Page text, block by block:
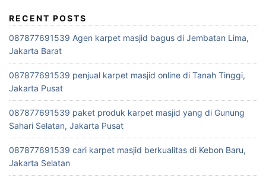
RECENT POSTS
087877691539 Agen karpet masjid bagus di Jembatan Lima,
Jakarta Barat
087877691539 penjual karpet masjid online di Tanah Tinggi,
Jakarta Pusat
087877691539 paket produk karpet masjid yang di Gunung
Sahari Selatan, Jakarta Pusat
087877691539 cari karpet masjid berkualitas di Kebon Baru,
Jakarta Selatan